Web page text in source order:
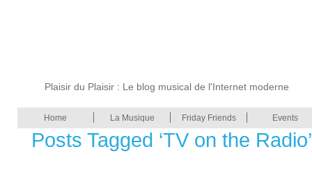
Plaisir du Plaisir : Le blog musical de l'Internet moderne
Home La Musique Friday Friends Events
Posts Tagged ‘TV on the Radio’